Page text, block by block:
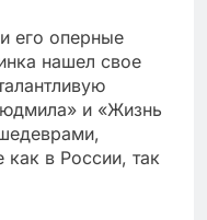
его оперные
нашел свое
и «Жизнь
как в России, так